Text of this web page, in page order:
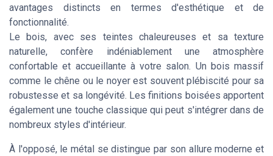
avantages distincts en termes d'esthétique et de
fonctionnalité.
Le bois, avec ses teintes chaleureuses et sa texture
naturelle, confère indéniablement une atmosphère
confortable et accueillante à votre salon. Un bois massif
comme le chêne ou le noyer est souvent plébiscité pour sa
robustesse et sa longévité. Les finitions boisées apportent
également une touche classique qui peut s'intégrer dans de
nombreux styles d'intérieur.
À l'opposé, le métal se distingue par son allure moderne et